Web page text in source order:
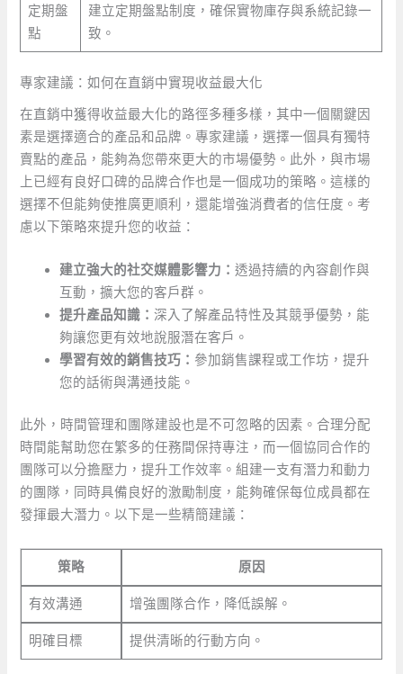
定期盤
點
建立定期盤點制度，確保實物庫存與系統記錄一
致。
專家建議：如何在直銷中實現收益最大化
在直銷中獲得收益最大化的路徑多種多樣，其中一個關鍵因
素是選擇適合的產品和品牌。專家建議，選擇一個具有獨特
賣點的產品，能夠為您帶來更大的市場優勢。此外，與市場
上已經有良好口碑的品牌合作也是一個成功的策略。這樣的
選擇不但能夠使推廣更順利，還能增強消費者的信任度。考
慮以下策略來提升您的收益：
建立強大的社交媒體影響力：透過持續的內容創作與
互動，擴大您的客戶群。
提升產品知識：深入了解產品特性及其競爭優勢，能
夠讓您更有效地說服潛在客戶。
學習有效的銷售技巧： 參加銷售課程或工作坊，提升
您的話術與溝通技能。
此外，時間管理和團隊建設也是不可忽略的因素。合理分配
時間能幫助您在繁多的任務間保持專注，而一個協同合作的
團隊可以分擔壓力，提升工作效率。組建一支有潛力和動力
的團隊，同時具備良好的激勵制度，能夠確保每位成員都在
發揮最大潛力。以下是一些精簡建議：
策略 原因
有效溝通 增強團隊合作，降低誤解。
明確目標 提供清晰的行動方向。